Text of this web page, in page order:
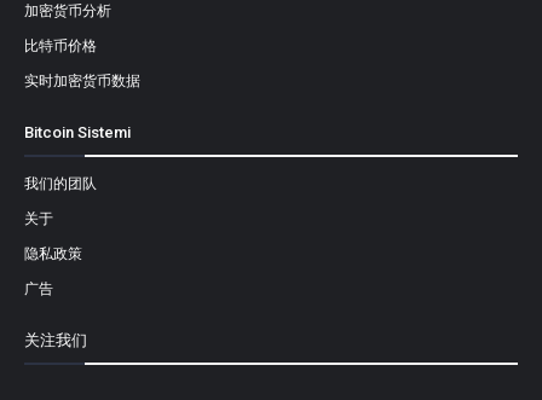
加密货币分析
比特币价格
实时加密货币数据
Bitcoin Sistemi
我们的团队
关于
隐私政策
广告
关注我们